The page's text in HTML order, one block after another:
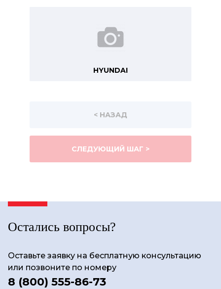
HYUNDAI
< НАЗАД
СЛЕДУЮЩИЙ ШАГ >
Остались вопросы?
Оставьте заявку на бесплатную консультацию
или позвоните по номеру
8 (800) 555-86-73